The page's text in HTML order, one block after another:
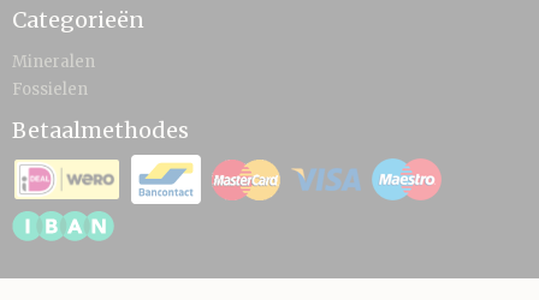
Categorieën
Mineralen
Fossielen
Betaalmethodes